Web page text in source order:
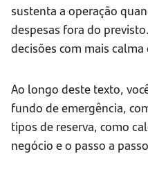
sustenta a operação
despesas fora do
decisões com mais
Ao longo deste texto,
fundo de emergência,
tipos de reserva, como
negócio e o passo a